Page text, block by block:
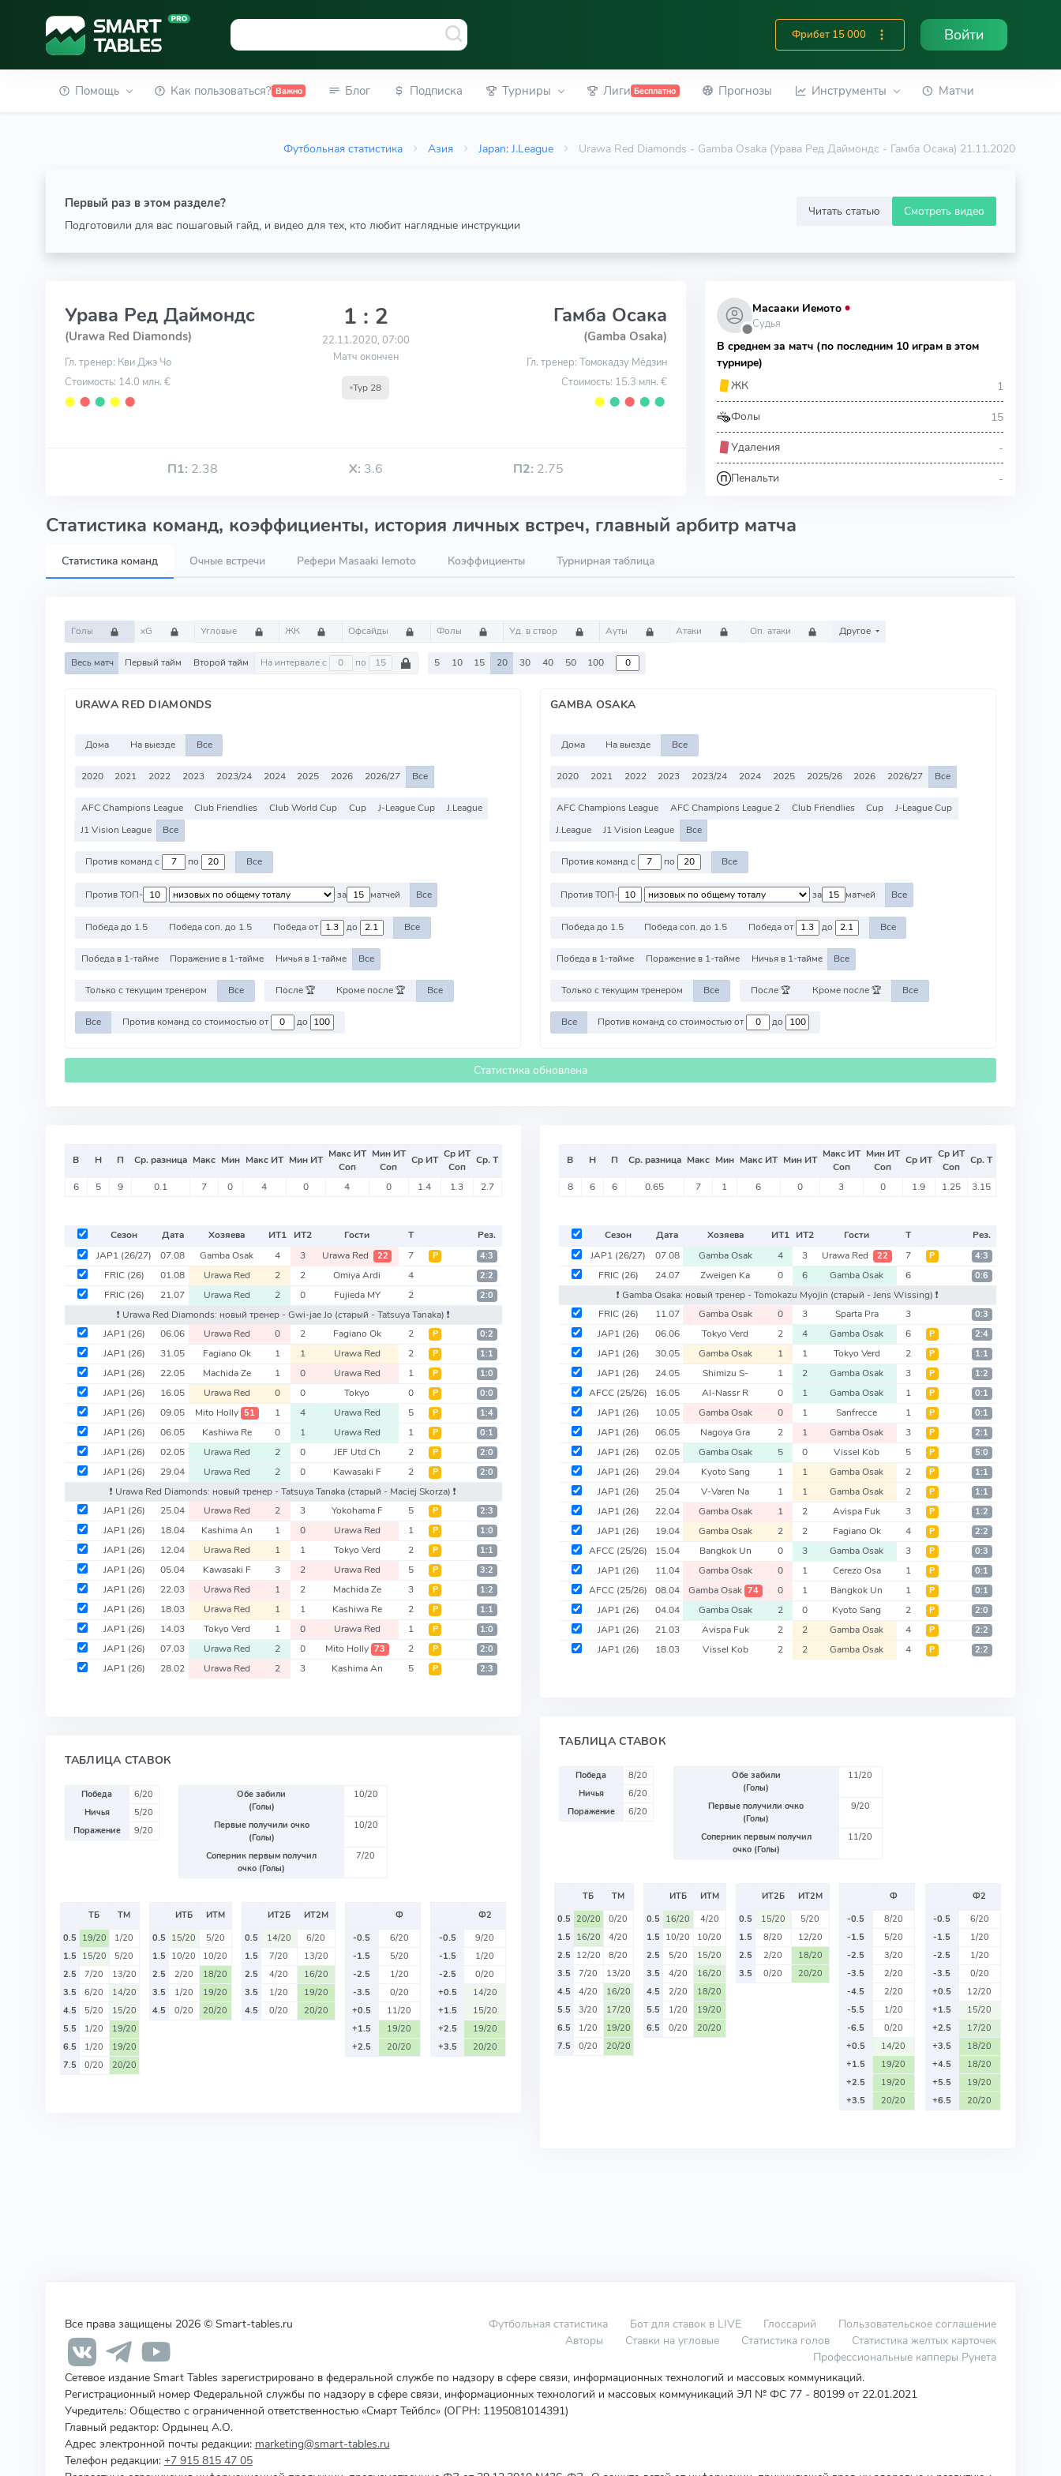
Фрибет 15 000 Войти
Помощь Как пользоваться? Важно Блог Подписка Турниры Лиги Бесплатно Прогнозы Инструменты Матчи
Футбольная статистика Азия Japan: J.League Urawa Red Diamonds - Gamba Osaka (Урава Ред Даймондс - Гамба Осака) 21.11.2020
Первый раз в этом разделе?
Подготовили для вас пошаговый гайд, и видео для тех, кто любит наглядные инструкции
Читать статью Смотреть видео
Урава Ред Даймондс
(Urawa Red Diamonds)
Гл. тренер: Кви Джэ Чо
Стоимость: 14.0 млн. €
⬤ ⬤ ⬤ ⬤ ⬤
1 : 2
22.11.2020, 07:00
Матч окончен
Тур 28
Гамба Осака
(Gamba Osaka)
Гл. тренер: Томокадзу Мёдзин
Стоимость: 15.3 млн. €
⬤ ⬤ ⬤ ⬤ ⬤
П1: 2.38 Х: 3.6 П2: 2.75
⬤
Масааки Иемото
Судья
В среднем за матч (по последним 10 играм в этом
турнире)
ЖК
1
Фолы 15
Удаления -
Пенальти -
Статистика команд, коэффициенты, история личных встреч, главный арбитр матча
Статистика команд Очные встречи Рефери Masaaki Iemoto Коэффициенты Турнирная таблица
Голы xG Угловые ЖК Офсайды Фолы Уд. в створ Ауты Атаки Оп. атаки Другое
Весь матч Первый тайм Второй тайм На интервале с по 5 10 15 20 30 40 50 100
URAWA RED DIAMONDS
Дома На выезде Все
2020 2021 2022 2023 2023/24 2024 2025 2026 2026/27 Все
AFC Champions League Club Friendlies Club World Cup Cup J-League Cup
J.League
J1 Vision League
Все
Против команд с по Все
Против ТОП- за матчей Все
Победа до 1.5 Победа соп. до 1.5 Победа от до Все
Победа в 1-тайме Поражение в 1-тайме Ничья в 1-тайме Все
Только с текущим тренером Все После 🏆 Кроме после 🏆 Все
Все Против команд со стоимостью от до
GAMBA OSAKA
Дома На выезде Все
2020 2021 2022 2023 2023/24 2024 2025 2025/26 2026 2026/27 Все
AFC Champions League AFC Champions League 2 Club Friendlies Cup
J-League Cup
J.League
J1 Vision League Все
Против команд с по Все
Против ТОП- за матчей Все
Победа до 1.5 Победа соп. до 1.5 Победа от до Все
Победа в 1-тайме Поражение в 1-тайме Ничья в 1-тайме Все
Только с текущим тренером Все После 🏆 Кроме после 🏆 Все
Все Против команд со стоимостью от до
Статистика обновлена
В Н П Ср. разница Макс Мин Макс ИТ Мин ИТ Макс ИТ
Соп
Мин ИТ
Соп
Ср ИТ Ср ИТ
Соп
Ср. Т
6 5 9 0.1 7 0 4 0 4 0 1.4 1.3 2.7
Сезон Дата Хозяева ИТ1 ИТ2 Гости Т
Рез.
JAP1 (26/27) 07.08 Gamba Osak 4 3 Urawa Red 22 7 Р 4:3
FRIC (26) 01.08 Urawa Red 2 2 Omiya Ardi 4 2:2
FRIC (26) 21.07 Urawa Red 2 0 Fujieda MY 2 2:0
❗️ Urawa Red Diamonds: новый тренер - Gwi-jae Jo (старый - Tatsuya Tanaka) ❗️
JAP1 (26) 06.06 Urawa Red 0 2 Fagiano Ok 2 Р 0:2
JAP1 (26) 31.05 Fagiano Ok 1 1 Urawa Red 2 Р 1:1
JAP1 (26) 22.05 Machida Ze 1 0 Urawa Red 1 Р 1:0
JAP1 (26) 16.05 Urawa Red 0 0 Tokyo 0 Р 0:0
JAP1 (26) 09.05 Mito Holly 51 1 4 Urawa Red 5 Р 1:4
JAP1 (26) 06.05 Kashiwa Re 0 1 Urawa Red 1 Р 0:1
JAP1 (26) 02.05 Urawa Red 2 0 JEF Utd Ch 2 Р 2:0
JAP1 (26) 29.04 Urawa Red 2 0 Kawasaki F 2 Р 2:0
❗️ Urawa Red Diamonds: новый тренер - Tatsuya Tanaka (старый - Maciej Skorza) ❗️
JAP1 (26) 25.04 Urawa Red 2 3 Yokohama F 5 Р 2:3
JAP1 (26) 18.04 Kashima An 1 0 Urawa Red 1 Р 1:0
JAP1 (26) 12.04 Urawa Red 1 1 Tokyo Verd 2 Р 1:1
JAP1 (26) 05.04 Kawasaki F 3 2 Urawa Red 5 Р 3:2
JAP1 (26) 22.03 Urawa Red 1 2 Machida Ze 3 Р 1:2
JAP1 (26) 18.03 Urawa Red 1 1 Kashiwa Re 2 Р 1:1
JAP1 (26) 14.03 Tokyo Verd 1 0 Urawa Red 1 Р 1:0
JAP1 (26) 07.03 Urawa Red 2 0 Mito Holly 73 2 Р 2:0
JAP1 (26) 28.02 Urawa Red 2 3 Kashima An 5 Р 2:3
ТАБЛИЦА СТАВОК
Победа
6/20
Ничья
5/20
Поражение
9/20
Обе забили
(Голы)
10/20
Первые получили очко
(Голы)
10/20
Соперник первым получил
очко (Голы)
7/20
ТБ
ТМ
0.5 19/20
1/20
1.5 15/20
5/20
2.5
7/20
13/20
3.5
6/20
14/20
4.5
5/20
15/20
5.5
1/20
19/20
6.5
1/20
19/20
7.5
0/20 20/20
ИТБ
ИТМ
0.5 15/20
5/20
1.5 10/20
10/20
2.5
2/20
18/20
3.5
1/20
19/20
4.5
0/20 20/20
ИТ2Б
ИТ2М
0.5
14/20
6/20
1.5
7/20
13/20
2.5
4/20
16/20
3.5
1/20
19/20
4.5
0/20 20/20
Ф
-0.5
6/20
-1.5
5/20
-2.5
1/20
-3.5
0/20
+0.5
11/20
+1.5
19/20
+2.5
20/20
Ф2
-0.5
9/20
-1.5
1/20
-2.5
0/20
+0.5
14/20
+1.5
15/20
+2.5
19/20
+3.5
20/20
В Н П Ср. разница Макс Мин Макс ИТ Мин ИТ Макс ИТ
Соп
Мин ИТ
Соп
Ср ИТ Ср ИТ
Соп
Ср. Т
8 6 6 0.65 7 1 6 0 3 0 1.9 1.25 3.15
Сезон Дата Хозяева ИТ1 ИТ2 Гости Т
Рез.
JAP1 (26/27) 07.08 Gamba Osak 4 3 Urawa Red 22 7 Р 4:3
FRIC (26) 24.07 Zweigen Ka 0 6 Gamba Osak 6 0:6
❗️ Gamba Osaka: новый тренер - Tomokazu Myojin (старый - Jens Wissing) ❗️
FRIC (26) 11.07 Gamba Osak 0 3 Sparta Pra 3 0:3
JAP1 (26) 06.06 Tokyo Verd 2 4 Gamba Osak 6 Р 2:4
JAP1 (26) 30.05 Gamba Osak 1 1 Tokyo Verd 2 Р 1:1
JAP1 (26) 24.05 Shimizu S- 1 2 Gamba Osak 3 Р 1:2
AFCC (25/26) 16.05 Al-Nassr R 0 1 Gamba Osak 1 Р 0:1
JAP1 (26) 10.05 Gamba Osak 0 1 Sanfrecce 1 Р 0:1
JAP1 (26) 06.05 Nagoya Gra 2 1 Gamba Osak 3 Р 2:1
JAP1 (26) 02.05 Gamba Osak 5 0 Vissel Kob 5 Р 5:0
JAP1 (26) 29.04 Kyoto Sang 1 1 Gamba Osak 2 Р 1:1
JAP1 (26) 25.04 V-Varen Na 1 1 Gamba Osak 2 Р 1:1
JAP1 (26) 22.04 Gamba Osak 1 2 Avispa Fuk 3 Р 1:2
JAP1 (26) 19.04 Gamba Osak 2 2 Fagiano Ok 4 Р 2:2
AFCC (25/26) 15.04 Bangkok Un 0 3 Gamba Osak 3 Р 0:3
JAP1 (26) 11.04 Gamba Osak 0 1 Cerezo Osa 1 Р 0:1
AFCC (25/26) 08.04 Gamba Osak 74 0 1 Bangkok Un 1 Р 0:1
JAP1 (26) 04.04 Gamba Osak 2 0 Kyoto Sang 2 Р 2:0
JAP1 (26) 21.03 Avispa Fuk 2 2 Gamba Osak 4 Р 2:2
JAP1 (26) 18.03 Vissel Kob 2 2 Gamba Osak 4 Р 2:2
ТАБЛИЦА СТАВОК
Победа
8/20
Ничья
6/20
Поражение
6/20
Обе забили
(Голы)
11/20
Первые получили очко
(Голы)
9/20
Соперник первым получил
очко (Голы)
11/20
ТБ
ТМ
0.5 20/20
0/20
1.5 16/20
4/20
2.5 12/20
8/20
3.5
7/20
13/20
4.5
4/20
16/20
5.5
3/20
17/20
6.5
1/20
19/20
7.5
0/20 20/20
ИТБ
ИТМ
0.5 16/20
4/20
1.5 10/20
10/20
2.5
5/20
15/20
3.5
4/20
16/20
4.5
2/20
18/20
5.5
1/20
19/20
6.5
0/20 20/20
ИТ2Б
ИТ2М
0.5
15/20
5/20
1.5
8/20
12/20
2.5
2/20
18/20
3.5
0/20 20/20
Ф
-0.5
8/20
-1.5
5/20
-2.5
3/20
-3.5
2/20
-4.5
2/20
-5.5
1/20
-6.5
0/20
+0.5
14/20
+1.5
19/20
+2.5
19/20
+3.5
20/20
Ф2
-0.5
6/20
-1.5
1/20
-2.5
1/20
-3.5
0/20
+0.5
12/20
+1.5
15/20
+2.5
17/20
+3.5
18/20
+4.5
18/20
+5.5
19/20
+6.5
20/20
Все права защищены 2026 © Smart-tables.ru Футбольная статистика Бот для ставок в LIVE Глоссарий
Пользовательское соглашение
Авторы
Ставки на угловые Статистика голов
Статистика желтых карточек
Профессиональные капперы Рунета
Сетевое издание Smart Tables зарегистрировано в федеральной службе по надзору в сфере связи, информационных технологий и массовых коммуникаций.
Регистрационный номер Федеральной службы по надзору в сфере связи, информационных технологий и массовых коммуникаций ЭЛ № ФС 77 - 80199 от 22.01.2021
Учредитель: Общество с ограниченной ответственностью «Смарт Тейблс» (ОГРН: 1195081014391)
Главный редактор: Ордынец А.О.
Адрес электронной почты редакции: marketing@smart-tables.ru
Телефон редакции: +7 915 815 47 05